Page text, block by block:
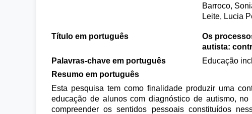
Barroco,
Leite, Lucia
Título em português
Os
autista:
Palavras-chave em português
Educação
Resumo em português
Esta pesquisa tem como finalidade produzir uma
educação de alunos com diagnóstico de autismo,
compreender os sentidos pessoais constituídos